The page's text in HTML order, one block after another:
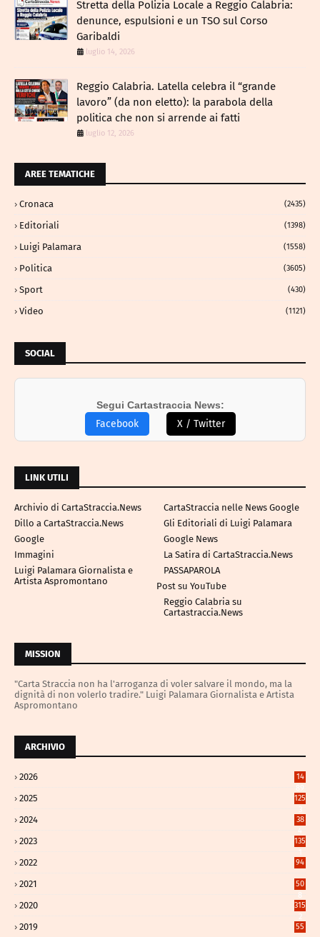
​Stretta della Polizia Locale a Reggio Calabria:
denunce, espulsioni e un TSO sul Corso
Garibaldi
luglio 14, 2026
Reggio Calabria. Latella celebra il “grande
lavoro” (da non eletto): la parabola della
politica che non si arrende ai fatti
luglio 12, 2026
AREE TEMATICHE
Cronaca (2435)
Editoriali (1398)
Luigi Palamara (1558)
Politica (3605)
Sport (430)
Video (1121)
SOCIAL
Segui Cartastraccia News:
Facebook X / Twitter
LINK UTILI
Archivio di CartaStraccia.News
CartaStraccia nelle News Google
Dillo a CartaStraccia.News
Gli Editoriali di Luigi Palamara
Google
Google News
Immagini
La Satira di CartaStraccia.News
Luigi Palamara Giornalista e
Artista Aspromontano
PASSAPAROLA
Post su YouTube
Reggio Calabria su
Cartastraccia.News
MISSION
"Carta Straccia non ha l'arroganza di voler salvare il mondo, ma la
dignità di non volerlo tradire." Luigi Palamara Giornalista e Artista
Aspromontano
ARCHIVIO
2026
14
89
2025
125
3
2024
38
4
2023
135
1
2022 94
2021
50
8
2020
315
2
2019 55